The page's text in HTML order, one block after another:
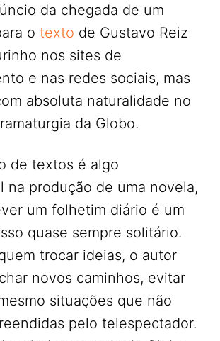
da chegada de um
o texto de Gustavo Reiz
nos sites de
e nas redes sociais, mas
absoluta naturalidade no
da Globo.
de textos é algo
na produção de uma novela,
um folhetim diário é um
quase sempre solitário.
trocar ideias, o autor
novos caminhos, evitar
situações que não
pelo telespectador.